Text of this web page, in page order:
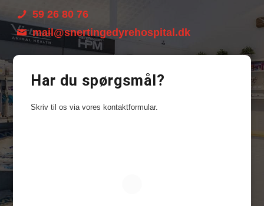
Har du spørgsmål?
Skriv til os via vores kontaktformular.
59 26 80 76
mail@snertingedyrehospital.dk